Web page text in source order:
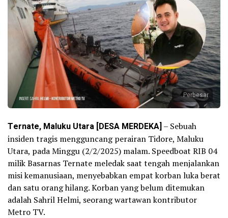
Perbesar
Ternate, Maluku Utara [DESA MERDEKA] – Sebuah
insiden tragis mengguncang perairan Tidore, Maluku
Utara, pada Minggu (2/2/2025) malam. Speedboat RIB 04
milik Basarnas Ternate meledak saat tengah menjalankan
misi kemanusiaan, menyebabkan empat korban luka berat
dan satu orang hilang. Korban yang belum ditemukan
adalah Sahril Helmi, seorang wartawan kontributor
Metro TV.